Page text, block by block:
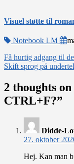
Visuel støtte til
Notebook LM
Få hurtig adgang til
Skift sprog på
2 thoughts on
CTRL+F?”
Didde-
27. oktober
Hej. Kan man